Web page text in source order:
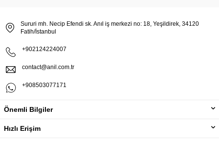
Sururi mh. Necip Efendi sk. Anıl iş merkezi no: 18, Yeşildirek, 34120
Fatih/İstanbul
+902124224007
contact@anil.com.tr
+908503077171
Önemli Bilgiler
Hızlı Erişim